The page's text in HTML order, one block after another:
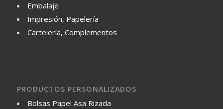
Embalaje
Impresión, Papelería
Cartelería, Complementos
PRODUCTOS PERSONALIZADOS
Bolsas Papel Asa Rizada